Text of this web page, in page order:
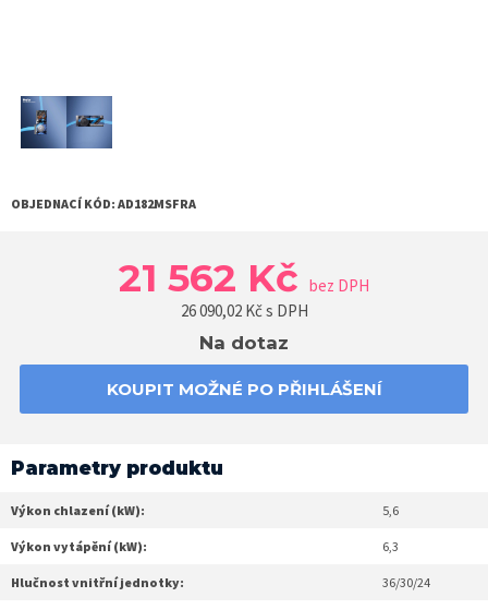
OBJEDNACÍ KÓD: AD182MSFRA
21 562 Kč bez DPH
26 090,02Kč s DPH
Na dotaz
KOUPIT MOŽNÉ PO PŘIHLÁŠENÍ
Parametry produktu
Výkon chlazení (kW): 5,6
Výkon vytápění (kW): 6,3
Hlučnost vnitřní jednotky: 36/30/24